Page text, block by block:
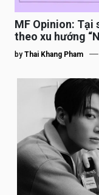
MF Opinion: Tại
theo xu hướng
by Thai Khang Pham